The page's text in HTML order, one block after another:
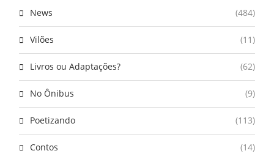
News (484)
Vilões (11)
Livros ou Adaptações? (62)
No Ônibus (9)
Poetizando (113)
Contos (14)